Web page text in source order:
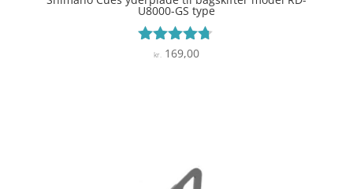
U8000-GS type
Vurderet
kr. 169,00